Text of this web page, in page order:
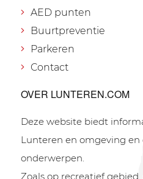
AED punten
Buurtpreventie
Parkeren
Contact
OVER LUNTEREN.COM
Deze website biedt
Lunteren en omgeving en
onderwerpen.
Zoals op recreatief